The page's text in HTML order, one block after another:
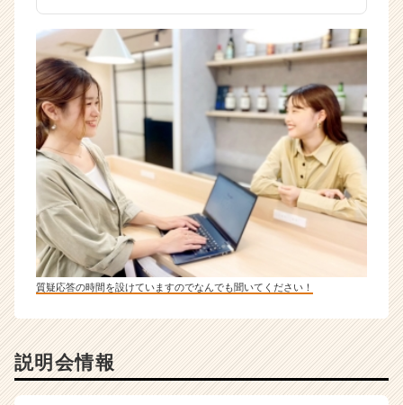
質疑応答の時間を設けていますのでなんでも聞いてください！
説明会情報